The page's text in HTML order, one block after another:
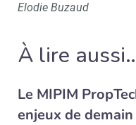
Elodie Buzaud
À lire
Le MIPIM
enjeux de demain